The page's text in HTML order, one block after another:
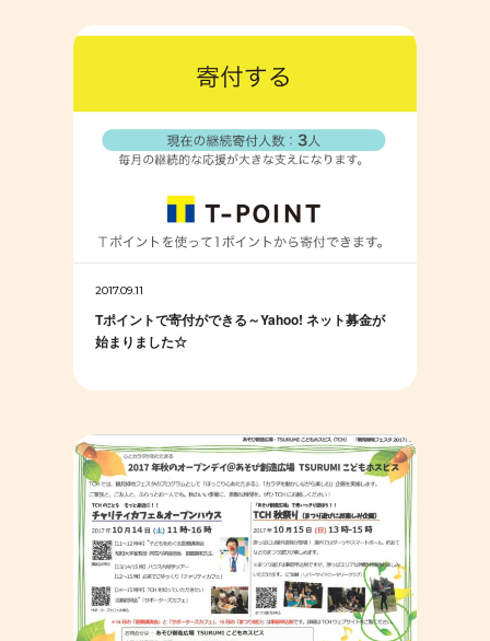
2017.09.11
Tポイントで寄付ができる～Yahoo! ネット募金が
始まりました☆